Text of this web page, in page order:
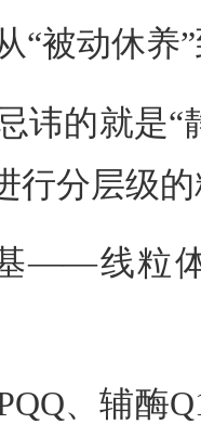
“被动休养
讳的就是“
行分层级
基——线粒
、辅酶